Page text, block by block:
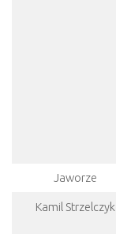
Jaworze
Kamil Strzelczyk